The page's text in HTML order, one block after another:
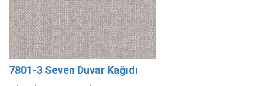
7801-3 Seven Duvar Kağıdı